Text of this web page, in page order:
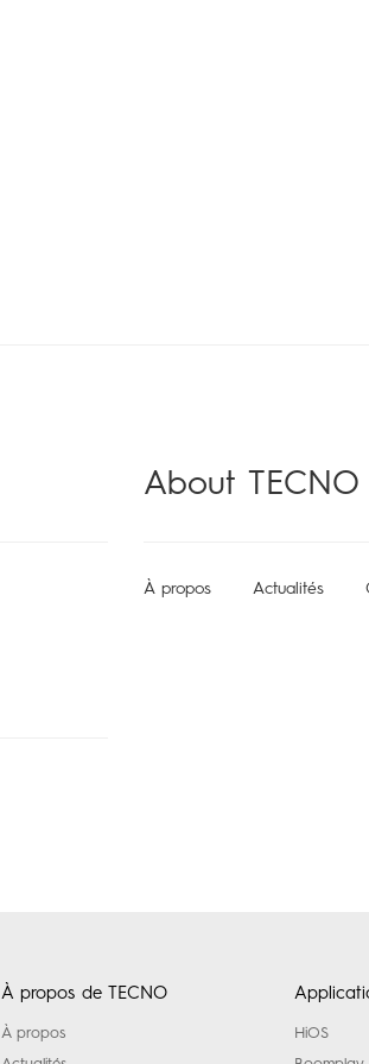
About TECNO
À propos Actualités
À propos de TECNO
À propos
HiOS